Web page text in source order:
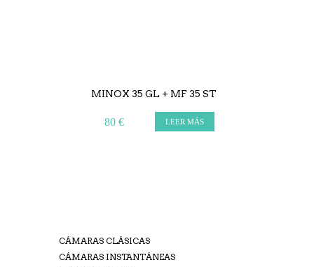
MINOX 35 GL + MF 35 ST
80 € LEER MÁS
CÁMARAS CLÁSICAS
CÁMARAS INSTANTÁNEAS